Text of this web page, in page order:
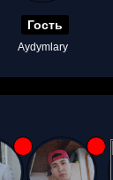
Гость
Aydymlary